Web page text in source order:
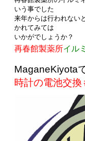
いう事でした
来年からは行われない
かれてみては
いかがでしょうか？
再春館製薬所イル
MaganeKiyota
時計の電池交換